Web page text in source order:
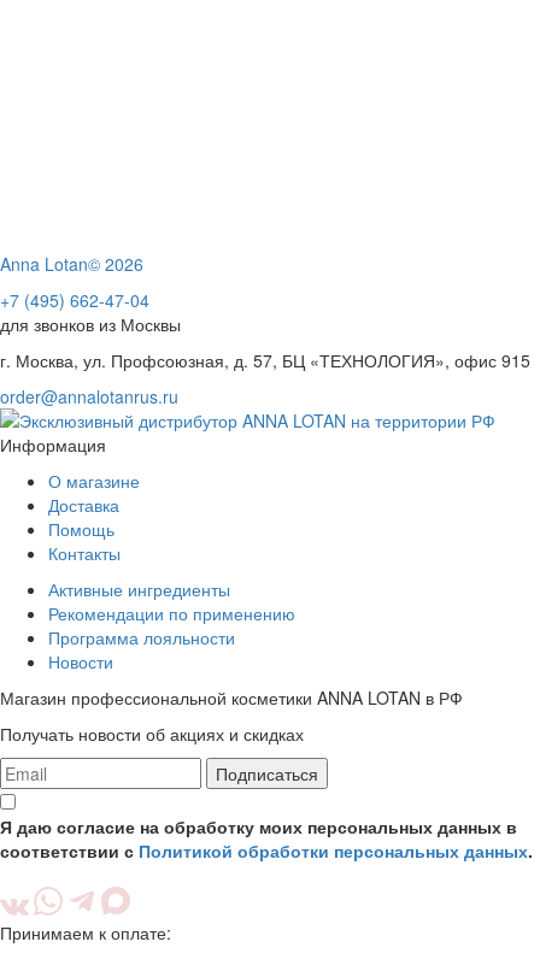
Anna Lotan© 2026
+7 (495) 662-47-04
для звонков из Москвы
г. Москва, ул. Профсоюзная, д. 57, БЦ «ТЕХНОЛОГИЯ», офис 915
order@annalotanrus.ru
Информация
О магазине
Доставка
Помощь
Контакты
Активные ингредиенты
Рекомендации по применению
Программа лояльности
Новости
Магазин профессиональной косметики ANNA LOTAN в РФ
Получать новости об акциях и скидках
Подписаться
Я даю согласие на обработку моих персональных данных в
соответствии с Политикой обработки персональных данных.
Принимаем к оплате: